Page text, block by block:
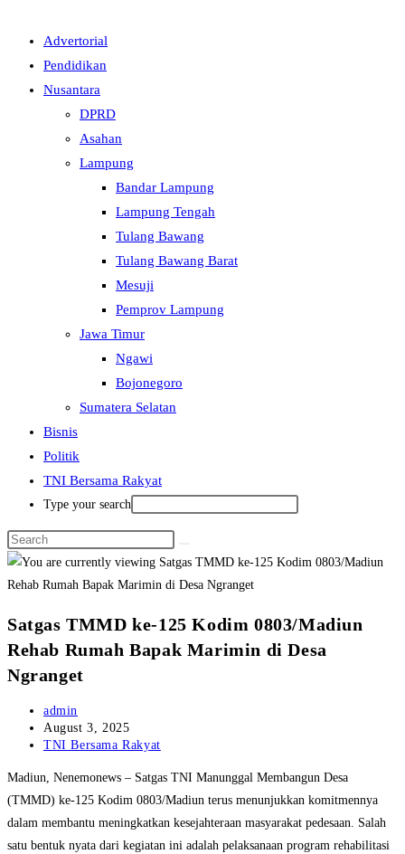
Advertorial
Pendidikan
Nusantara
DPRD
Asahan
Lampung
Bandar Lampung
Lampung Tengah
Tulang Bawang
Tulang Bawang Barat
Mesuji
Pemprov Lampung
Jawa Timur
Ngawi
Bojonegoro
Sumatera Selatan
Bisnis
Politik
TNI Bersama Rakyat
Type your search
Satgas TMMD ke-125 Kodim 0803/Madiun
Rehab Rumah Bapak Marimin di Desa
Ngranget
Post
author:
admin
Post
published:
August 3, 2025
Post
TNI Bersama Rakyat
Madiun, Nenemonews – Satgas TNI Manunggal Membangun Desa
(TMMD) ke-125 Kodim 0803/Madiun terus menunjukkan komitmennya
dalam membantu meningkatkan kesejahteraan masyarakat pedesaan. Salah
satu bentuk nyata dari kegiatan ini adalah pelaksanaan program rehabilitasi